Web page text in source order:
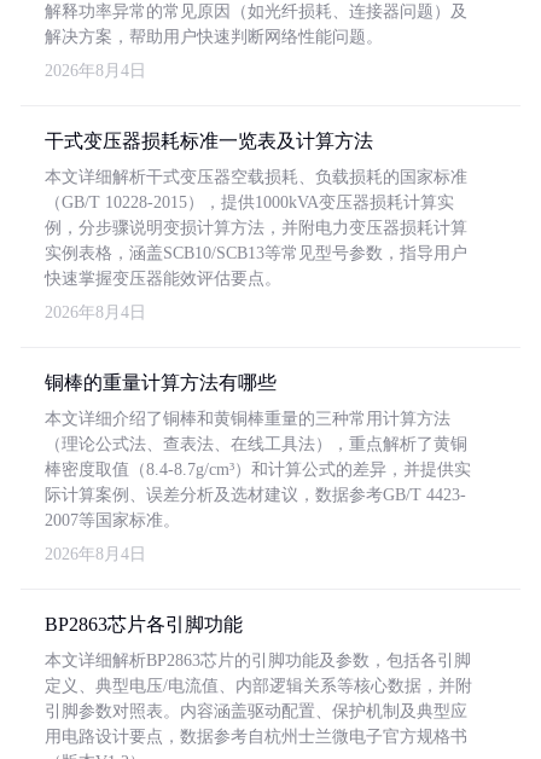
解释功率异常的常见原因（如光纤损耗、连接器问题）及
解决方案，帮助用户快速判断网络性能问题。
2026年8月4日
干式变压器损耗标准一览表及计算方法
本文详细解析干式变压器空载损耗、负载损耗的国家标准
（GB/T 10228-2015），提供1000kVA变压器损耗计算实
例，分步骤说明变损计算方法，并附电力变压器损耗计算
实例表格，涵盖SCB10/SCB13等常见型号参数，指导用户
快速掌握变压器能效评估要点。
2026年8月4日
铜棒的重量计算方法有哪些
本文详细介绍了铜棒和黄铜棒重量的三种常用计算方法
（理论公式法、查表法、在线工具法），重点解析了黄铜
棒密度取值（8.4-8.7g/cm³）和计算公式的差异，并提供实
际计算案例、误差分析及选材建议，数据参考GB/T 4423-
2007等国家标准。
2026年8月4日
BP2863芯片各引脚功能
本文详细解析BP2863芯片的引脚功能及参数，包括各引脚
定义、典型电压/电流值、内部逻辑关系等核心数据，并附
引脚参数对照表。内容涵盖驱动配置、保护机制及典型应
用电路设计要点，数据参考自杭州士兰微电子官方规格书